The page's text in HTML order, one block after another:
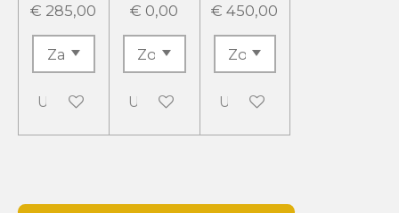
€ 285,00
Uitgeschakeld
€ 0,00
Uitgeschakeld
€ 450,00
Uitgeschakeld